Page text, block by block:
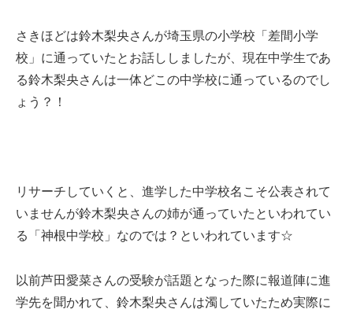
さきほどは鈴木梨央さんが埼玉県の小学校「差間小学
校」に通っていたとお話ししましたが、現在中学生であ
る鈴木梨央さんは一体どこの中学校に通っているのでし
ょう？！
リサーチしていくと、進学した中学校名こそ公表されて
いませんが鈴木梨央さんの姉が通っていたといわれてい
る「神根中学校」なのでは？といわれています☆
以前芦田愛菜さんの受験が話題となった際に報道陣に進
学先を聞かれて、鈴木梨央さんは濁していたため実際に